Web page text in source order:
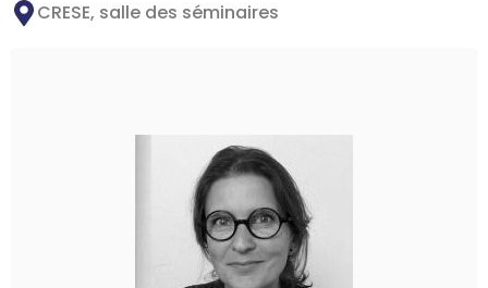
CRESE, salle des séminaires